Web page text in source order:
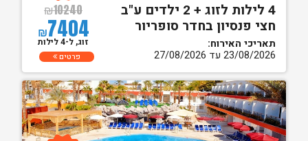
4 לילות לזוג + 2 ילדים ע"ב
חצי פנסיון בחדר סופריור
תאריכי האירוח:
23/08/2026 עד 27/08/2026
₪10240
₪7404
זוג, ל-4 לילות
פרטים